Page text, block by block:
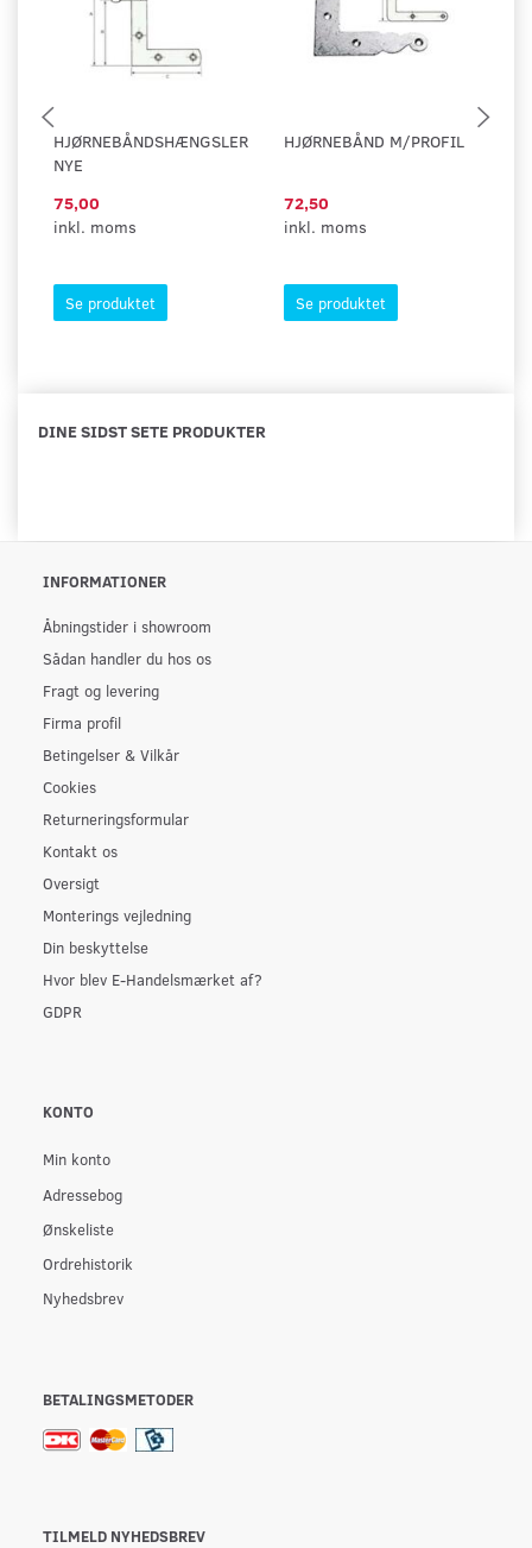
HJØRNEBÅNDSHÆNGSLER
NYE
75,00
inkl. moms
Se produktet
HJØRNEBÅND M/PROFIL
72,50
inkl. moms
Se produktet
DINE SIDST SETE PRODUKTER
INFORMATIONER
Åbningstider i showroom
Sådan handler du hos os
Fragt og levering
Firma profil
Betingelser & Vilkår
Cookies
Returneringsformular
Kontakt os
Oversigt
Monterings vejledning
Din beskyttelse
Hvor blev E-Handelsmærket af?
GDPR
KONTO
Min konto
Adressebog
Ønskeliste
Ordrehistorik
Nyhedsbrev
BETALINGSMETODER
TILMELD NYHEDSBREV